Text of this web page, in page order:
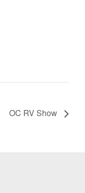
OC RV Show